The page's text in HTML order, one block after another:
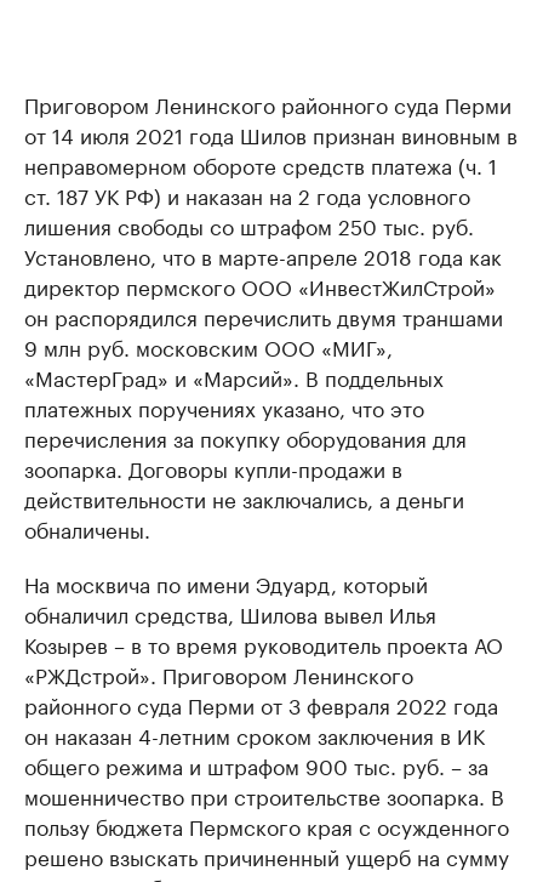
Приговором Ленинского районного суда Перми
от 14 июля 2021 года Шилов признан виновным в
неправомерном обороте средств платежа (ч. 1
ст. 187 УК РФ) и наказан на 2 года условного
лишения свободы со штрафом 250 тыс. руб.
Установлено, что в марте-апреле 2018 года как
директор пермского ООО «ИнвестЖилСтрой»
он распорядился перечислить двумя траншами
9 млн руб. московским ООО «МИГ»,
«МастерГрад» и «Марсий». В поддельных
платежных поручениях указано, что это
перечисления за покупку оборудования для
зоопарка. Договоры купли-продажи в
действительности не заключались, а деньги
обналичены.
На москвича по имени Эдуард, который
обналичил средства, Шилова вывел Илья
Козырев – в то время руководитель проекта АО
«РЖДстрой». Приговором Ленинского
районного суда Перми от 3 февраля 2022 года
он наказан 4-летним сроком заключения в ИК
общего режима и штрафом 900 тыс. руб. – за
мошенничество при строительстве зоопарка. В
пользу бюджета Пермского края с осужденного
решено взыскать причиненный ущерб на сумму